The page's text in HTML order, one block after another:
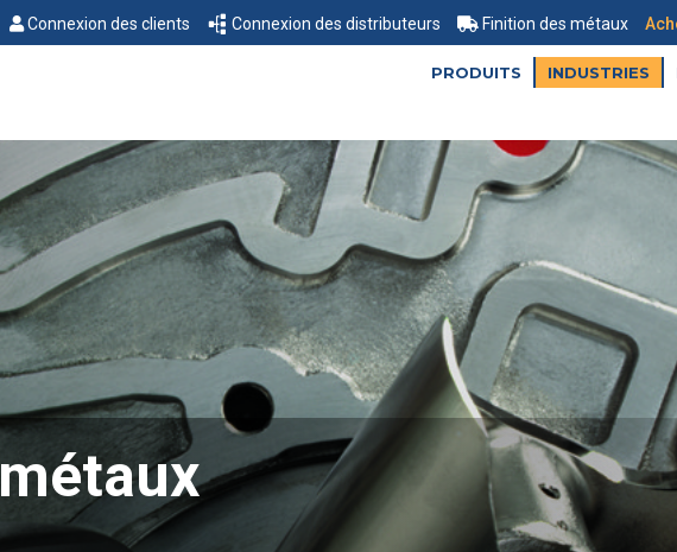
Connexion des clients Connexion des distributeurs Finition des métaux
PRODUITS INDUSTRIES